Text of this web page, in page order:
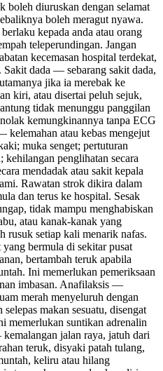
boleh diuruskan dengan selamat
boleh meragut nyawa.
kepada anda atau orang
teleperundingan. Jangan
kecemasan hospital terdekat,
dada — sebarang sakit dada,
jika ia merebak ke
kiri, atau disertai peluh sejuk,
tidak menunggu panggilan
kemungkinannya tanpa ECG
atau kebas mengejut
muka senget; pertuturan
penglihatan secara
mendadak atau sakit kepala
Rawatan strok dikira dalam
dan terus ke hospital. Sesak
tidak mampu menghabiskan
atau kanak-kanak yang
rusuk setiap kali menarik nafas.
bermula di sekitar pusat
bertambah teruk apabila
Ini memerlukan pemeriksaan
imbasan. Anafilaksis —
merah menyeluruh dengan
makan sesuatu, disengat
memerlukan suntikan adrenalin
jalan raya, jatuh dari
teruk, disyaki patah tulang,
keliru atau hilang